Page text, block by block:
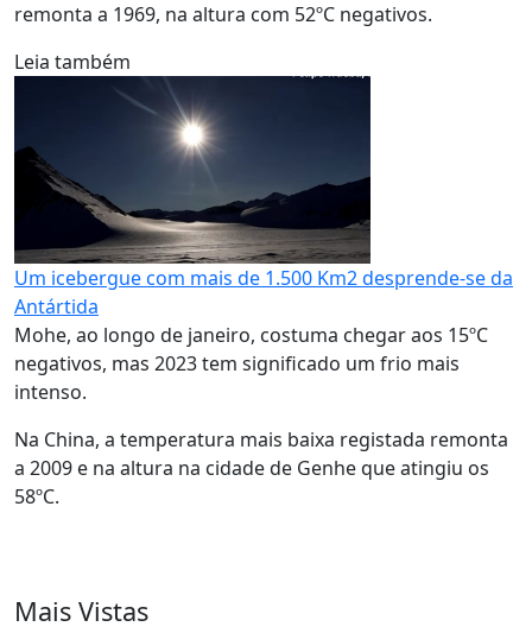
remonta a 1969, na altura com 52ºC negativos.
Leia também
Um icebergue com mais de 1.500 Km2 desprende-se da
Antártida
Mohe, ao longo de janeiro, costuma chegar aos 15ºC
negativos, mas 2023 tem significado um frio mais
intenso.
Na China, a temperatura mais baixa registada remonta
a 2009 e na altura na cidade de Genhe que atingiu os
58ºC.
Mais Vistas